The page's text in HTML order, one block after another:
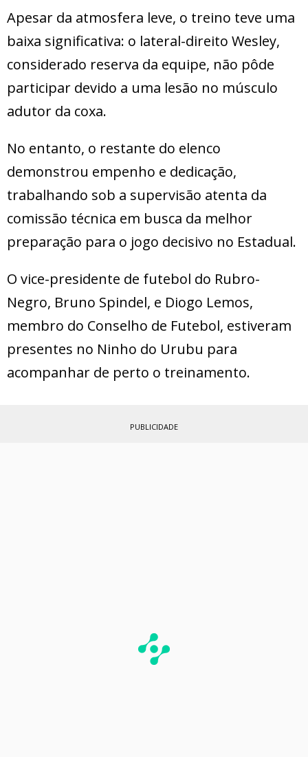
Apesar da atmosfera leve, o treino teve uma
baixa significativa: o lateral-direito Wesley,
considerado reserva da equipe, não pôde
participar devido a uma lesão no músculo
adutor da coxa.
No entanto, o restante do elenco
demonstrou empenho e dedicação,
trabalhando sob a supervisão atenta da
comissão técnica em busca da melhor
preparação para o jogo decisivo no Estadual.
O vice-presidente de futebol do Rubro-
Negro, Bruno Spindel, e Diogo Lemos,
membro do Conselho de Futebol, estiveram
presentes no Ninho do Urubu para
acompanhar de perto o treinamento.
PUBLICIDADE